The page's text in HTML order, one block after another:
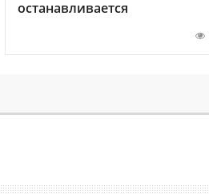
останавливается